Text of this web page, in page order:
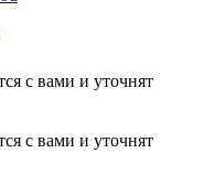
с вами и уточнят
с вами и уточнят